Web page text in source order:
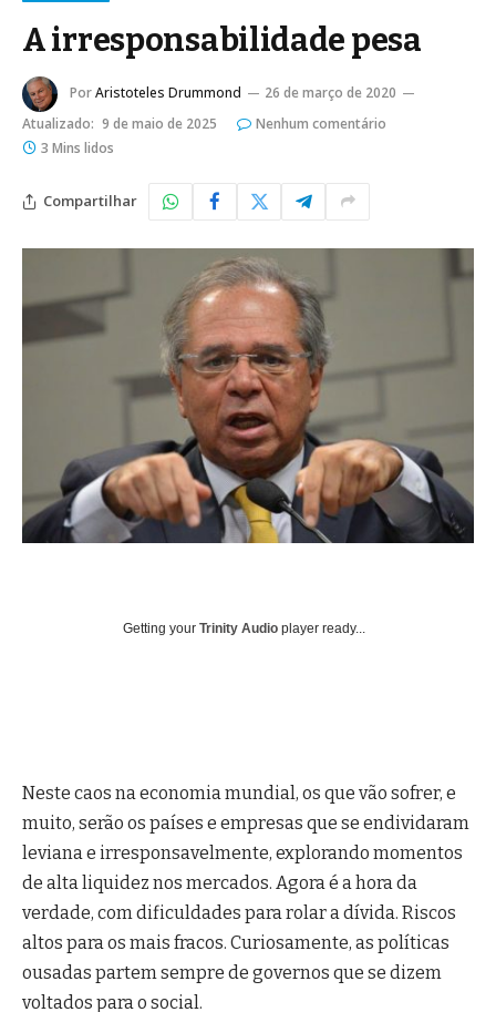
A irresponsabilidade pesa
PorAristoteles Drummond
26 de março de 2020
Atualizado: 9 de maio de 2025
Nenhum comentário
3 Mins lidos
Compartilhar
Getting your Trinity Audio player ready...
Neste caos na economia mundial, os que vão sofrer, e
muito, serão os países e empresas que se endividaram
leviana e irresponsavelmente, explorando momentos
de alta liquidez nos mercados. Agora é a hora da
verdade, com dificuldades para rolar a dívida. Riscos
altos para os mais fracos. Curiosamente, as políticas
ousadas partem sempre de governos que se dizem
voltados para o social.